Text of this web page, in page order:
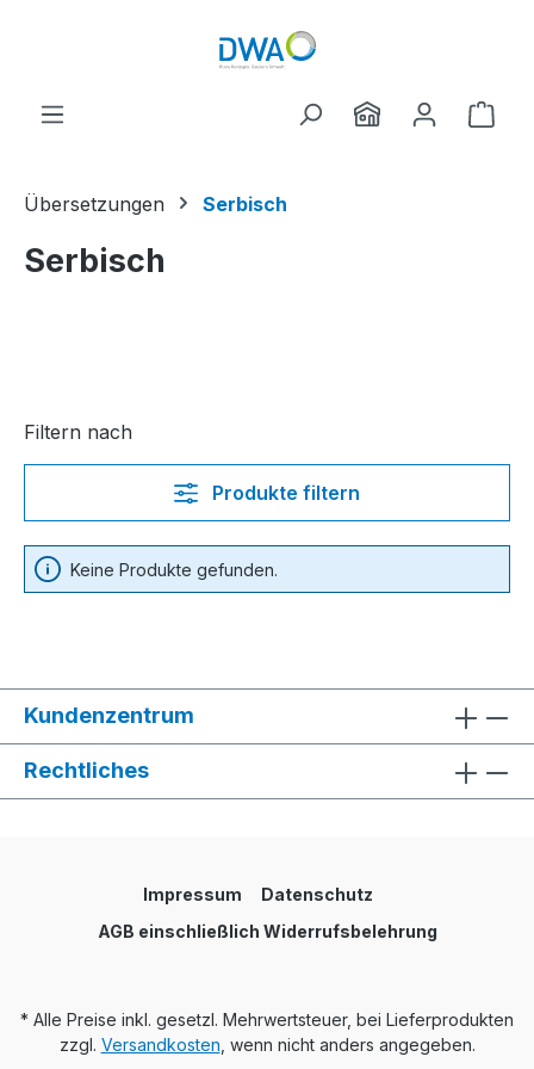
Übersetzungen Serbisch
Serbisch
Filtern nach
Produkte filtern
Keine Produkte gefunden.
Kundenzentrum
Rechtliches
Impressum
Datenschutz
AGB einschließlich Widerrufsbelehrung
* Alle Preise inkl. gesetzl. Mehrwertsteuer, bei Lieferprodukten
zzgl. Versandkosten , wenn nicht anders angegeben.